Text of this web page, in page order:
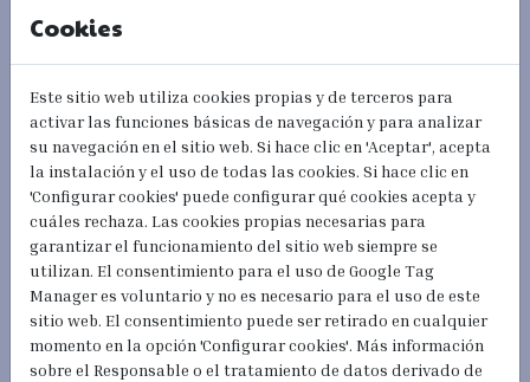
arraigo laboral y facilita la regularización.
Arraigo Socioformativo:
horas semanales mientras se cursan estudios
formativos.
Requisitos Generales
Para obtener esta residencia, es necesario cumplir con
ciertos requisitos específicos para cada categoría,
además de contar con un informe favorable de la
Comunidad Autónoma y demostrar el debido
aprovechamiento de los estudios, en caso de ser
necesario.
Cookies
Este sitio web utiliza cookies propias y de terceros para
activar las funciones básicas de navegación y para analizar
su navegación en el sitio web. Si hace clic en 'Aceptar', acepta
la instalación y el uso de todas las cookies. Si hace clic en
'Configurar cookies' puede configurar qué cookies acepta y
cuáles rechaza. Las cookies propias necesarias para
garantizar el funcionamiento del sitio web siempre se
utilizan. El consentimiento para el uso de Google Tag
Manager es voluntario y no es necesario para el uso de este
sitio web. El consentimiento puede ser retirado en cualquier
momento en la opción 'Configurar cookies'. Más información
sobre el Responsable o el tratamiento de datos derivado de